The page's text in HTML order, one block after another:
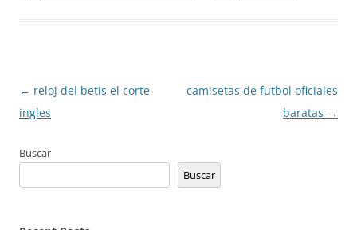
Navegación
de
← reloj del betis el corte
ingles
camisetas de futbol oficiales
baratas →
Buscar
Buscar